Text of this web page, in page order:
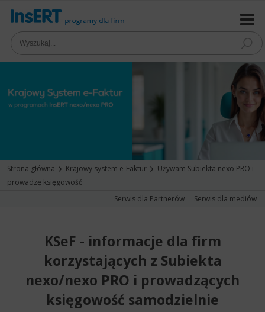
Strona główna Krajowy system e-Faktur
Używam Subiekta nexo PRO i
prowadzę księgowość
Serwis dla Partnerów
Serwis dla mediów
KSeF - informacje dla firm
korzystających z Subiekta
nexo/nexo PRO i prowadzących
księgowość samodzielnie